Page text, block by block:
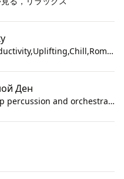
electronic,Productivity,Uplifting,Chill,Romantic,Happy
Ден
blending sharp percussion and orchestral stabs to evoke resilience and determination, male vocals, rap, dramatic, motivating, hard-hitting beats with male vocals